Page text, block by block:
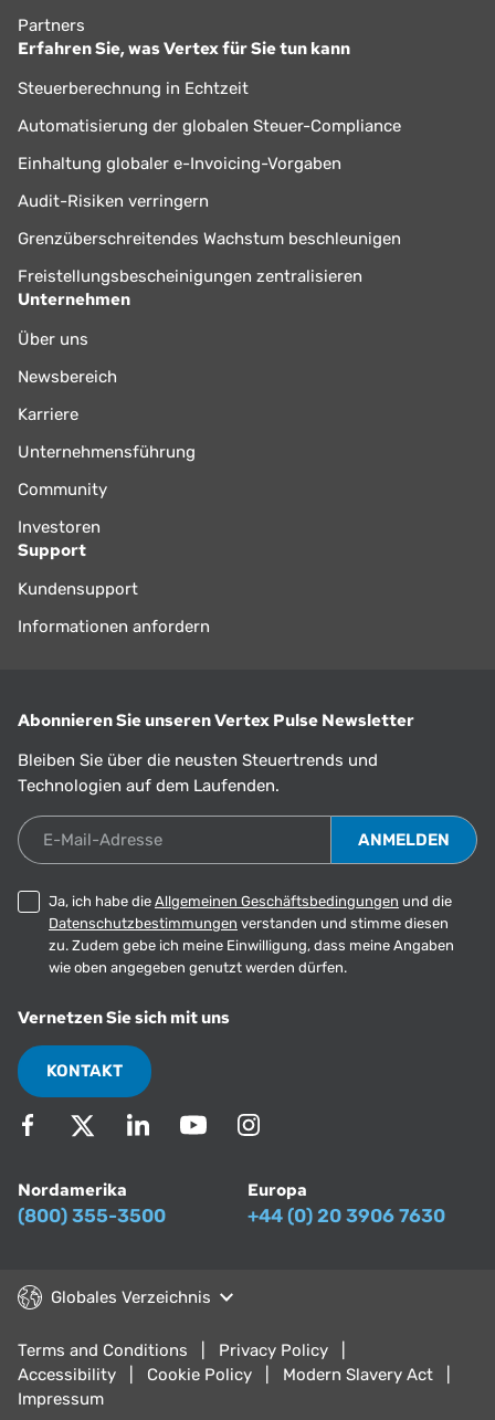
Partners
Erfahren Sie, was Vertex für Sie tun kann
Steuerberechnung in Echtzeit
Automatisierung der globalen Steuer-Compliance
Einhaltung globaler e-Invoicing-Vorgaben
Audit-Risiken verringern
Grenzüberschreitendes Wachstum beschleunigen
Freistellungsbescheinigungen zentralisieren
Unternehmen
Über uns
Newsbereich
Karriere
Unternehmensführung
Community
Investoren
Support
Kundensupport
Informationen anfordern
Abonnieren Sie unseren Vertex Pulse Newsletter
Bleiben Sie über die neusten Steuertrends und
Technologien auf dem Laufenden.
E-Mail-Adresse
Ja, ich habe die Allgemeinen Geschäftsbedingungen und die
Datenschutzbestimmungen verstanden und stimme diesen
zu. Zudem gebe ich meine Einwilligung, dass meine Angaben
wie oben angegeben genutzt werden dürfen.
Vernetzen Sie sich mit uns
KONTAKT
Nordamerika
(800) 355-3500
Europa
+44 (0) 20 3906 7630
Globales Verzeichnis
Terms and Conditions
Privacy Policy
Accessibility
Cookie Policy
Modern Slavery Act
Impressum